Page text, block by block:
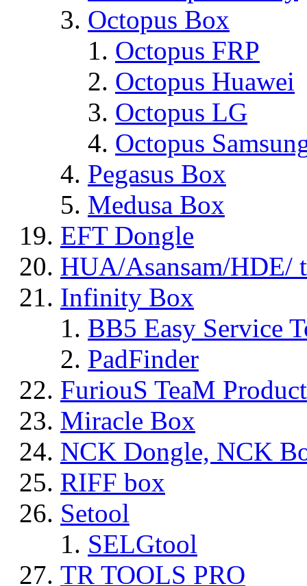
Octopus Box
Octopus FRP
Octopus Huawei
Octopus LG
Octopus
Pegasus Box
Medusa Box
EFT Dongle
HUA/Asansam/HDE/
Infinity Box
BB5 Easy Service
PadFinder
FuriouS TeaM
Miracle Box
NCK Dongle, NCK
RIFF box
Setool
SELGtool
TR TOOLS PRO